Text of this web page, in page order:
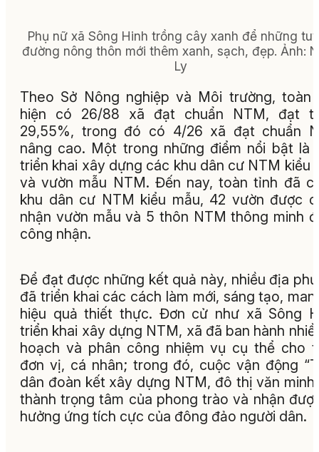
Phụ nữ xã Sông Hinh trồng cây xanh để những
đường nông thôn mới thêm xanh, sạch, đẹp. Ảnh:
Ly
Theo Sở Nông nghiệp và Môi trường, toàn
hiện có 26/88 xã đạt chuẩn NTM, đạt
29,55%, trong đó có 4/26 xã đạt chuẩn
nâng cao. Một trong những điểm nổi bật là
triển khai xây dựng các khu dân cư NTM kiểu
và vườn mẫu NTM. Đến nay, toàn tỉnh đã
khu dân cư NTM kiểu mẫu, 42 vườn được
nhận vườn mẫu và 5 thôn NTM thông minh
công nhận.
Để đạt được những kết quả này, nhiều địa
đã triển khai các cách làm mới, sáng tạo,
hiệu quả thiết thực. Đơn cử như xã Sông
triển khai xây dựng NTM, xã đã ban hành
hoạch và phân công nhiệm vụ cụ thể cho
đơn vị, cá nhân; trong đó, cuộc vận động
dân đoàn kết xây dựng NTM, đô thị văn
thành trọng tâm của phong trào và nhận
hưởng ứng tích cực của đông đảo người dân.